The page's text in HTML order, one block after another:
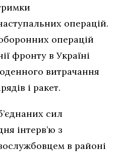
операцій.
операцій
фронту в Україні
витрачання
і ракет.
сил
інтерв’ю з
в районі